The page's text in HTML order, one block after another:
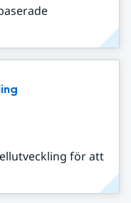
för att